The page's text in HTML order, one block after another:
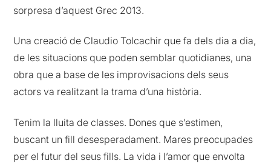
sorpresa d’aquest Grec 2013.
Una creació de Claudio Tolcachir que fa dels dia a dia,
de les situacions que poden semblar quotidianes, una
obra que a base de les improvisacions dels seus
actors va realitzant la trama d’una història.
Tenim la lluita de classes. Dones que s’estimen,
buscant un fill desesperadament. Mares preocupades
per el futur del seus fills. La vida i l’amor que envolta